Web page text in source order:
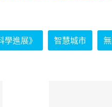
學進展》 智慧城市